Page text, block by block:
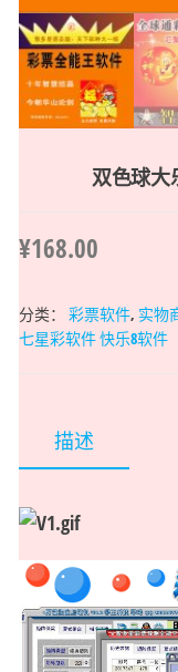
双色球大
¥168.00
分类： 彩票软件, 实物
七星彩软件 快乐8软件
描述